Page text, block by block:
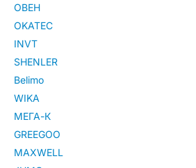
ОВЕН
OKATEC
INVT
SHENLER
Belimo
WIKA
МЕГА-К
GREEGOO
MAXWELL